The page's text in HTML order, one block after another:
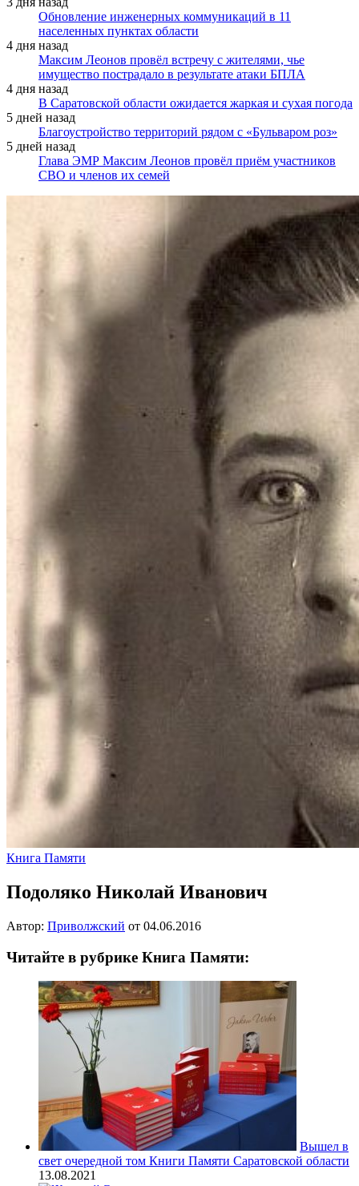
Обновление инженерных коммуникаций в 11
населенных пунктах области
4 дня назад
Максим Леонов провёл встречу с жителями, чье
имущество пострадало в результате атаки БПЛА
4 дня назад
В Саратовской области ожидается жаркая и сухая погода
5 дней назад
Благоустройство территорий рядом с «Бульваром роз»
5 дней назад
Глава ЭМР Максим Леонов провёл приём участников
СВО и членов их семей
Книга Памяти
Подоляко Николай Иванович
Автор: Приволжский от 04.06.2016
Читайте в рубрике Книга Памяти:
Вышел в
свет очередной том Книги Памяти Саратовской области
13.08.2021